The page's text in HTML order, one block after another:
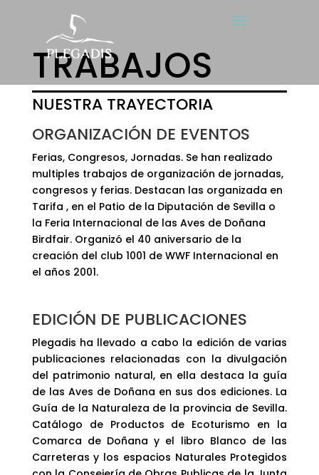
TRABAJOS
NUESTRA TRAYECTORIA
ORGANIZACIÓN DE EVENTOS
Ferias, Congresos, Jornadas. Se han realizado
multiples trabajos de organización de jornadas,
congresos y ferias. Destacan las organizada en
Tarifa , en el Patio de la Diputación de Sevilla o
la Feria Internacional de las Aves de Doñana
Birdfair. Organizó el 40 aniversario de la
creación del club 1001 de WWF Internacional en
el años 2001.
EDICIÓN DE PUBLICACIONES
Plegadis ha llevado a cabo la edición de varias
publicaciones relacionadas con la divulgación
del patrimonio natural, en ella destaca la guía
de las Aves de Doñana en sus dos ediciones. La
Guía de la Naturaleza de la provincia de Sevilla.
Catálogo de Productos de Ecoturismo en la
Comarca de Doñana y el libro Blanco de las
Carreteras y los espacios Naturales Protegidos